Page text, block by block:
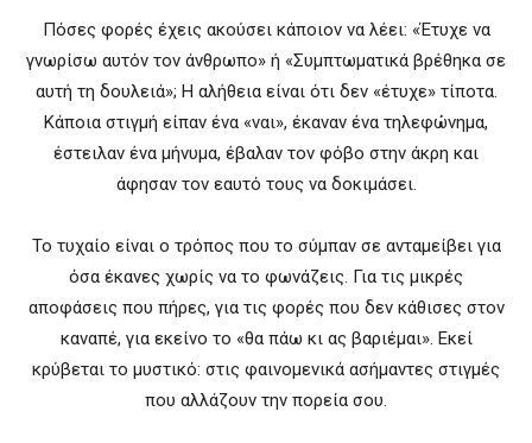
Πόσες φορές έχεις ακούσει κάποιον να λέει: «Έτυχε να
γνωρίσω αυτόν τον άνθρωπο» ή «Συμπτωματικά βρέθηκα σε
αυτή τη δουλειά»; Η αλήθεια είναι ότι δεν «έτυχε» τίποτα.
Κάποια στιγμή είπαν ένα «ναι», έκαναν ένα τηλεφώνημα,
έστειλαν ένα μήνυμα, έβαλαν τον φόβο στην άκρη και
άφησαν τον εαυτό τους να δοκιμάσει.
Το τυχαίο είναι ο τρόπος που το σύμπαν σε ανταμείβει για
όσα έκανες χωρίς να το φωνάζεις. Για τις μικρές
αποφάσεις που πήρες, για τις φορές που δεν κάθισες στον
καναπέ, για εκείνο το «θα πάω κι ας βαριέμαι». Εκεί
κρύβεται το μυστικό: στις φαινομενικά ασήμαντες στιγμές
που αλλάζουν την πορεία σου.